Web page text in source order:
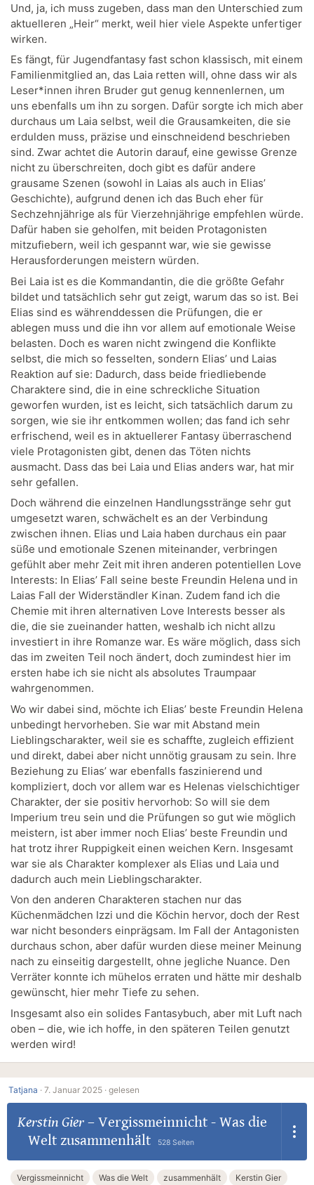
Und, ja, ich muss zugeben, dass man den Unterschied zum
aktuelleren „Heir“ merkt, weil hier viele Aspekte unfertiger
wirken.
Es fängt, für Jugendfantasy fast schon klassisch, mit einem
Familienmitglied an, das Laia retten will, ohne dass wir als
Leser*innen ihren Bruder gut genug kennenlernen, um
uns ebenfalls um ihn zu sorgen. Dafür sorgte ich mich aber
durchaus um Laia selbst, weil die Grausamkeiten, die sie
erdulden muss, präzise und einschneidend beschrieben
sind. Zwar achtet die Autorin darauf, eine gewisse Grenze
nicht zu überschreiten, doch gibt es dafür andere
grausame Szenen (sowohl in Laias als auch in Elias’
Geschichte), aufgrund denen ich das Buch eher für
Sechzehnjährige als für Vierzehnjährige empfehlen würde.
Dafür haben sie geholfen, mit beiden Protagonisten
mitzufiebern, weil ich gespannt war, wie sie gewisse
Herausforderungen meistern würden.
Bei Laia ist es die Kommandantin, die die größte Gefahr
bildet und tatsächlich sehr gut zeigt, warum das so ist. Bei
Elias sind es währenddessen die Prüfungen, die er
ablegen muss und die ihn vor allem auf emotionale Weise
belasten. Doch es waren nicht zwingend die Konflikte
selbst, die mich so fesselten, sondern Elias’ und Laias
Reaktion auf sie: Dadurch, dass beide friedliebende
Charaktere sind, die in eine schreckliche Situation
geworfen wurden, ist es leicht, sich tatsächlich darum zu
sorgen, wie sie ihr entkommen wollen; das fand ich sehr
erfrischend, weil es in aktuellerer Fantasy überraschend
viele Protagonisten gibt, denen das Töten nichts
ausmacht. Dass das bei Laia und Elias anders war, hat mir
sehr gefallen.
Doch während die einzelnen Handlungsstränge sehr gut
umgesetzt waren, schwächelt es an der Verbindung
zwischen ihnen. Elias und Laia haben durchaus ein paar
süße und emotionale Szenen miteinander, verbringen
gefühlt aber mehr Zeit mit ihren anderen potentiellen Love
Interests: In Elias’ Fall seine beste Freundin Helena und in
Laias Fall der Widerständler Kinan. Zudem fand ich die
Chemie mit ihren alternativen Love Interests besser als
die, die sie zueinander hatten, weshalb ich nicht allzu
investiert in ihre Romanze war. Es wäre möglich, dass sich
das im zweiten Teil noch ändert, doch zumindest hier im
ersten habe ich sie nicht als absolutes Traumpaar
wahrgenommen.
Wo wir dabei sind, möchte ich Elias’ beste Freundin Helena
unbedingt hervorheben. Sie war mit Abstand mein
Lieblingscharakter, weil sie es schaffte, zugleich effizient
und direkt, dabei aber nicht unnötig grausam zu sein. Ihre
Beziehung zu Elias’ war ebenfalls faszinierend und
kompliziert, doch vor allem war es Helenas vielschichtiger
Charakter, der sie positiv hervorhob: So will sie dem
Imperium treu sein und die Prüfungen so gut wie möglich
meistern, ist aber immer noch Elias’ beste Freundin und
hat trotz ihrer Ruppigkeit einen weichen Kern. Insgesamt
war sie als Charakter komplexer als Elias und Laia und
dadurch auch mein Lieblingscharakter.
Von den anderen Charakteren stachen nur das
Küchenmädchen Izzi und die Köchin hervor, doch der Rest
war nicht besonders einprägsam. Im Fall der Antagonisten
durchaus schon, aber dafür wurden diese meiner Meinung
nach zu einseitig dargestellt, ohne jegliche Nuance. Den
Verräter konnte ich mühelos erraten und hätte mir deshalb
gewünscht, hier mehr Tiefe zu sehen.
Insgesamt also ein solides Fantasybuch, aber mit Luft nach
oben – die, wie ich hoffe, in den späteren Teilen genutzt
werden wird!
Tatjana · 7. Januar 2025 · gelesen
Kerstin Gier– Vergissmeinnicht - Was die
Welt zusammenhält
528 Seiten
Vergissmeinnicht Was die Welt zusammenhält Kerstin Gier